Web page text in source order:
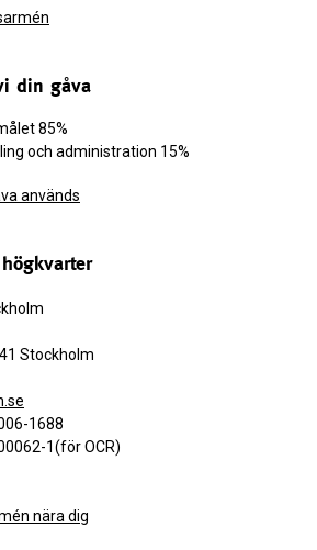
din gåva
85%
och administration 15%
används
Stockholm
1688
1(för OCR)
nära dig